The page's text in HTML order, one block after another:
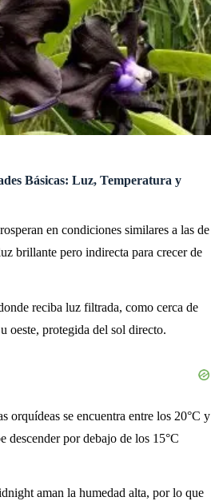
Básicas: Luz, Temperatura y
en condiciones similares a las de
brillante pero indirecta para crecer de
reciba luz filtrada, como cerca de
oeste, protegida del sol directo.
orquídeas se encuentra entre los 20°C y
descender por debajo de los 15°C
aman la humedad alta, por lo que